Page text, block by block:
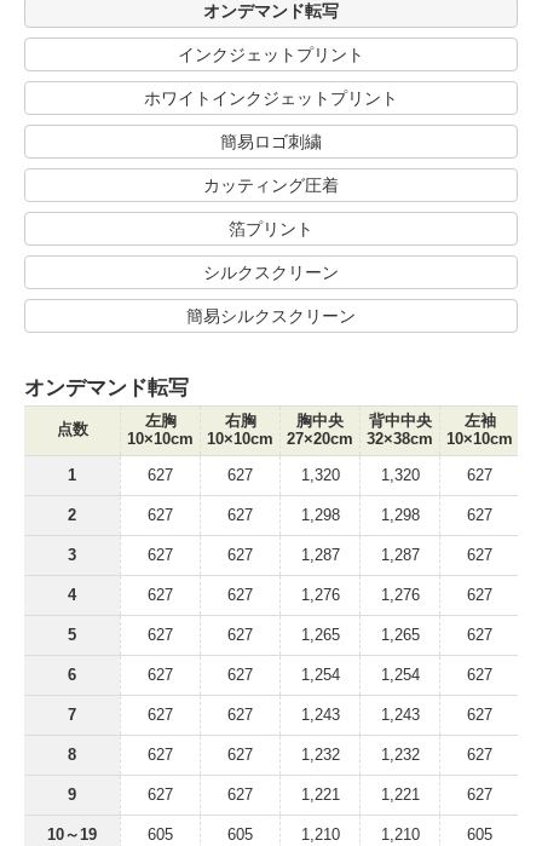
オンデマンド転写
インクジェットプリント
ホワイトインクジェットプリント
簡易ロゴ刺繍
カッティング圧着
箔プリント
シルクスクリーン
簡易シルクスクリーン
オンデマンド転写
点数
左胸
10×10cm
右胸
10×10cm
胸中央
27×20cm
背中中央
32×38cm
左袖
10×10cm
1 627 627 1,320 1,320 627
2 627 627 1,298 1,298 627
3 627 627 1,287 1,287 627
4 627 627 1,276 1,276 627
5 627 627 1,265 1,265 627
6 627 627 1,254 1,254 627
7 627 627 1,243 1,243 627
8 627 627 1,232 1,232 627
9 627 627 1,221 1,221 627
10～19 605 605 1,210 1,210 605